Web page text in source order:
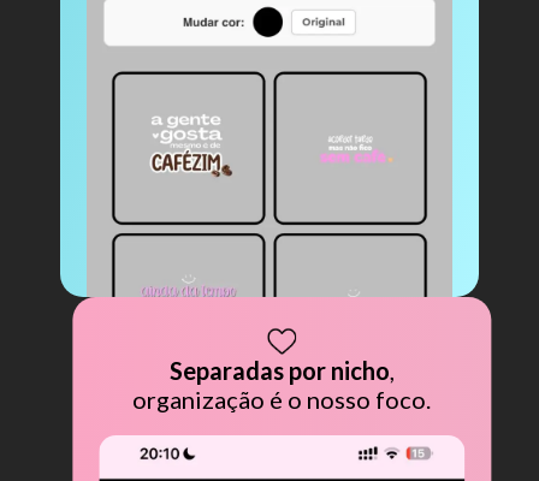
Separadas por nicho,
organização é o nosso foco.